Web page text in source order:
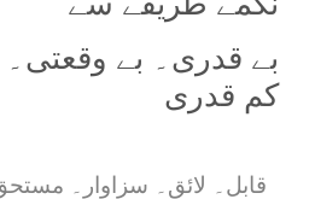
بے قدری۔ بے وقعتی۔
کم قدری
قابل۔ لائق۔ سزاوار۔